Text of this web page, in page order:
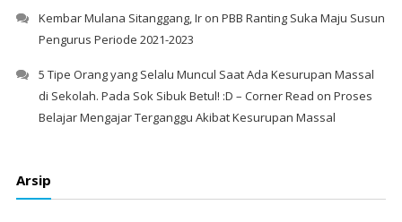
Kembar Mulana Sitanggang, Iron PBB Ranting Suka Maju Susun
Pengurus Periode 2021-2023
5 Tipe Orang yang Selalu Muncul Saat Ada Kesurupan Massal
di Sekolah. Pada Sok Sibuk Betul! :D – Corner Read on Proses
Belajar Mengajar Terganggu Akibat Kesurupan Massal
Arsip